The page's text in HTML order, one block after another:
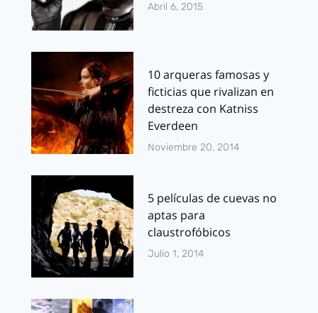
Abril 6, 2015
10 arqueras famosas y
ficticias que rivalizan en
destreza con Katniss
Everdeen
Noviembre 20, 2014
5 películas de cuevas no
aptas para
claustrofóbicos
Julio 1, 2014